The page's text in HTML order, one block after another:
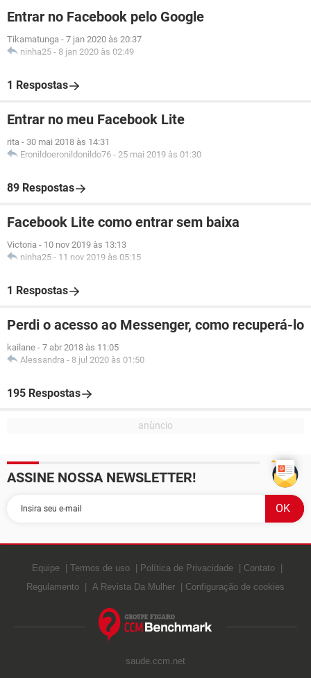
Entrar no Facebook pelo Google
Tikamatunga - 7 jan 2020 às 20:37
ninha25 - 8 jan 2020 às 02:49
1 Respostas
Entrar no meu Facebook Lite
rita - 30 mai 2018 às 14:31
Eronildoeronildonildo76 - 25 mai 2019 às 01:30
89 Respostas
Facebook Lite como entrar sem baixa
Victoria - 10 nov 2019 às 13:13
ninha25 - 11 nov 2019 às 05:15
1 Respostas
Perdi o acesso ao Messenger, como recuperá-lo
kailane - 7 abr 2018 às 11:05
Alessandra - 8 jul 2020 às 01:50
195 Respostas
ASSINE NOSSA NEWSLETTER!
Equipe Termos de uso Política de Privacidade
Contato
Regulamento
A Revista Da Mulher Configuração de cookies
saude.ccm.net